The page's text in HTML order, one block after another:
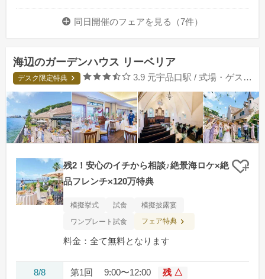
同日開催のフェアを 見る（7件）
海辺のガーデンハウス リーベリア
デスク限定特典 口コミ評価
3.9 元宇品口駅 / 式場・ゲストハウス
残2！安心のイチから相談♪絶景海ロケ×絶
品フレンチ×120万特典
クリ
模擬挙式 試食
模擬披露宴
ワンプレート試食
フェア特典
料金：全て無料となります
8/8
第1回 9:00〜12:00
残 △